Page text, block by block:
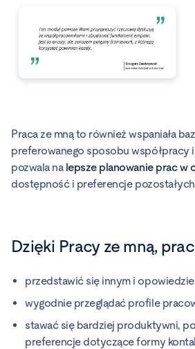
Praca ze mną to również wspaniała
preferowanego sposobu współpracy
pozwala na lepsze planowanie prac w
dostępność i preferencje pozostałych
Dzięki Pracy ze mną,
przedstawić się innym i
wygodnie przeglądać profile
stawać się bardziej produktywni,
preferencje dotyczące formy